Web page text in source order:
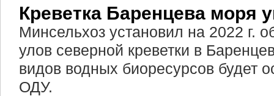
Креветка Баренцева моря
Минсельхоз установил на 2022 г.
улов северной креветки в
видов водных биоресурсов будет
ОДУ.